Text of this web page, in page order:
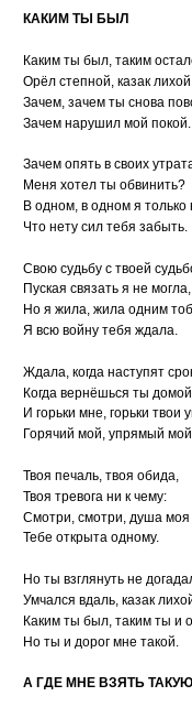
КАКИМ ТЫ БЫЛ
Каким ты был, таким
Орёл степной, казак
Зачем, зачем ты снова
Зачем нарушил мой покой.
Зачем опять в своих
Меня хотел ты обвинить?
В одном, в одном я только
Что нету сил тебя забыть.
Свою судьбу с твоей
Пуская связать я не могла,
Но я жила, жила одним
Я всю войну тебя ждала.
Ждала, когда наступят
Когда вернёшься ты
И горьки мне, горьки твои
Горячий мой, упрямый
Твоя печаль, твоя обида,
Твоя тревога ни к чему:
Смотри, смотри, душа моя
Тебе открыта одному.
Но ты взглянуть не
Умчался вдаль, казак
Каким ты был, таким ты и
Но ты и дорог мне такой.
А ГДЕ МНЕ ВЗЯТЬ